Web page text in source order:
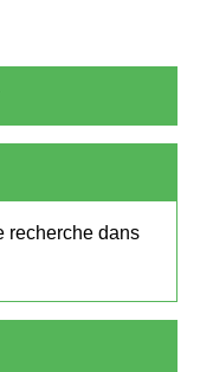
recherche dans